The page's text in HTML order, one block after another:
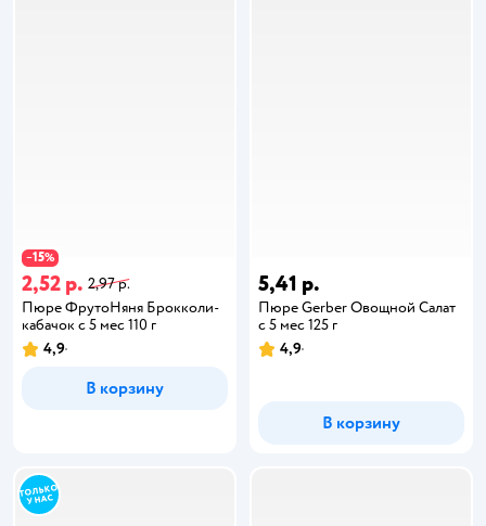
−15%
2,52 р. 2,97 р.
Пюре ФрутоНяня Брокколи-
кабачок с 5 мес 110 г
4,9
В корзину
5,41 р.
Пюре Gerber Овощной Салат
с 5 мес 125 г
4,9
В корзину